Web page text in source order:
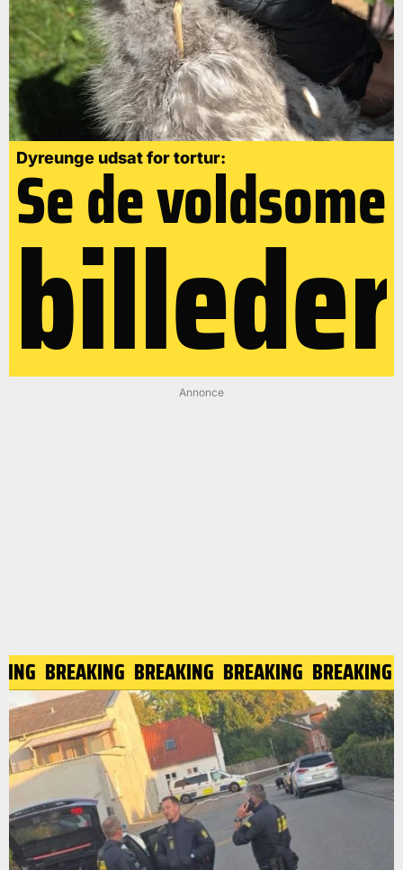
Dyreunge udsat for tortur:
Se de voldsome
billeder
Annonce
BREAKING BREAKING BREAKING BREAKING